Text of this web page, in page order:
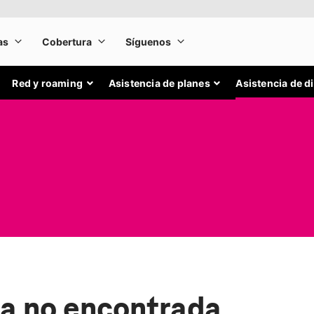
Red y roaming Asistencia de planes Asistencia de